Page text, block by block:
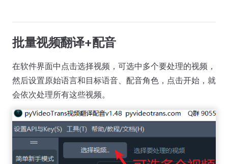
批量视频翻译+配音
在软件界面中点击选择视频，可选中多个要处理的视频，
然后设置原始语言和目标语音、配音角色，点击开始，就
会依次处理所有这些视频。